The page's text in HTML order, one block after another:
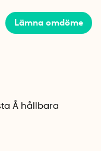
från bilens
Ett alternativ är
Lämna omdöme
Å hållbara